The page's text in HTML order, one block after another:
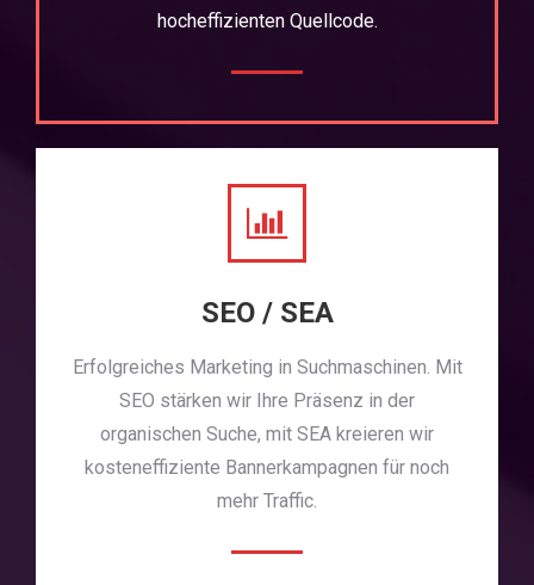
hocheffizienten Quellcode.
SEO / SEA
Erfolgreiches Marketing in Suchmaschinen. Mit
SEO stärken wir Ihre Präsenz in der
organischen Suche, mit SEA kreieren wir
kosteneffiziente Bannerkampagnen für noch
mehr Traffic.